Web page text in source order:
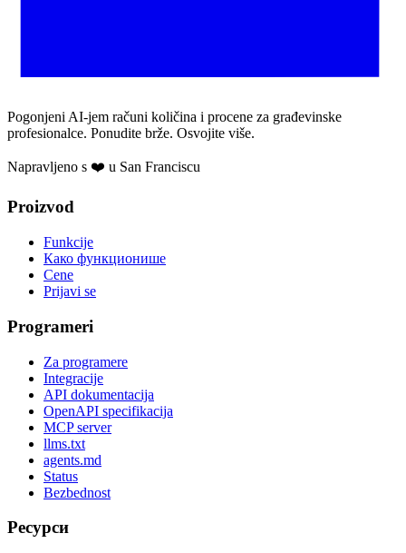
Pogonjeni AI-jem računi količina i procene za građevinske
profesionalce. Ponudite brže. Osvojite više.
Napravljeno s ❤️ u San Franciscu
Proizvod
Funkcije
Како функционише
Cene
Prijavi se
Programeri
Za programere
Integracije
API dokumentacija
OpenAPI specifikacija
MCP server
llms.txt
agents.md
Status
Bezbednost
Ресурси